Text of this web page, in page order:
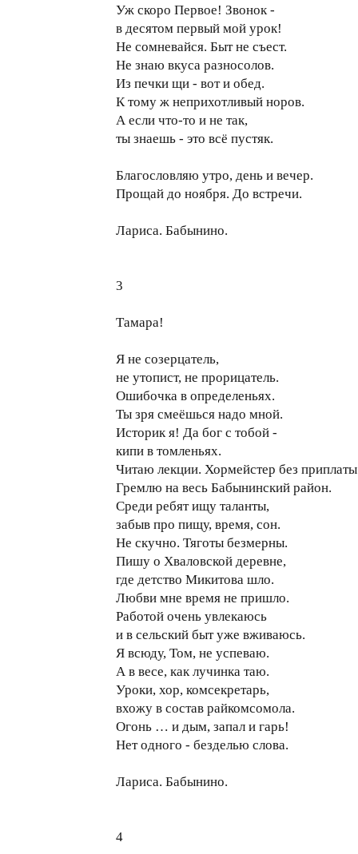
Уж скоро Первое! Звонок -
в десятом первый мой урок!
Не сомневайся. Быт не съест.
Не знаю вкуса разносолов.
Из печки щи - вот и обед.
К тому ж неприхотливый норов.
А если что-то и не так,
ты знаешь - это всё пустяк.
Благословляю утро, день и вечер.
Прощай до ноября. До встречи.
Лариса. Бабынино.
3
Тамара!
Я не созерцатель,
не утопист, не прорицатель.
Ошибочка в определеньях.
Ты зря смеёшься надо мной.
Историк я! Да бог с тобой -
кипи в томленьях.
Читаю лекции. Хормейстер без
Гремлю на весь Бабынинский район.
Среди ребят ищу таланты,
забыв про пищу, время, сон.
Не скучно. Тяготы безмерны.
Пишу о Хваловской деревне,
где детство Микитова шло.
Любви мне время не пришло.
Работой очень увлекаюсь
и в сельский быт уже вживаюсь.
Я всюду, Том, не успеваю.
А в весе, как лучинка таю.
Уроки, хор, комсекретарь,
вхожу в состав райкомсомола.
Огонь … и дым, запал и гарь!
Нет одного - безделью слова.
Лариса. Бабынино.
4